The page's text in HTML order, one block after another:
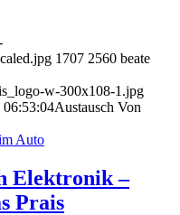
1707 2560 beate
w-300x108-1.jpg
06:53:04Austausch Von
Elektronik –
Prais